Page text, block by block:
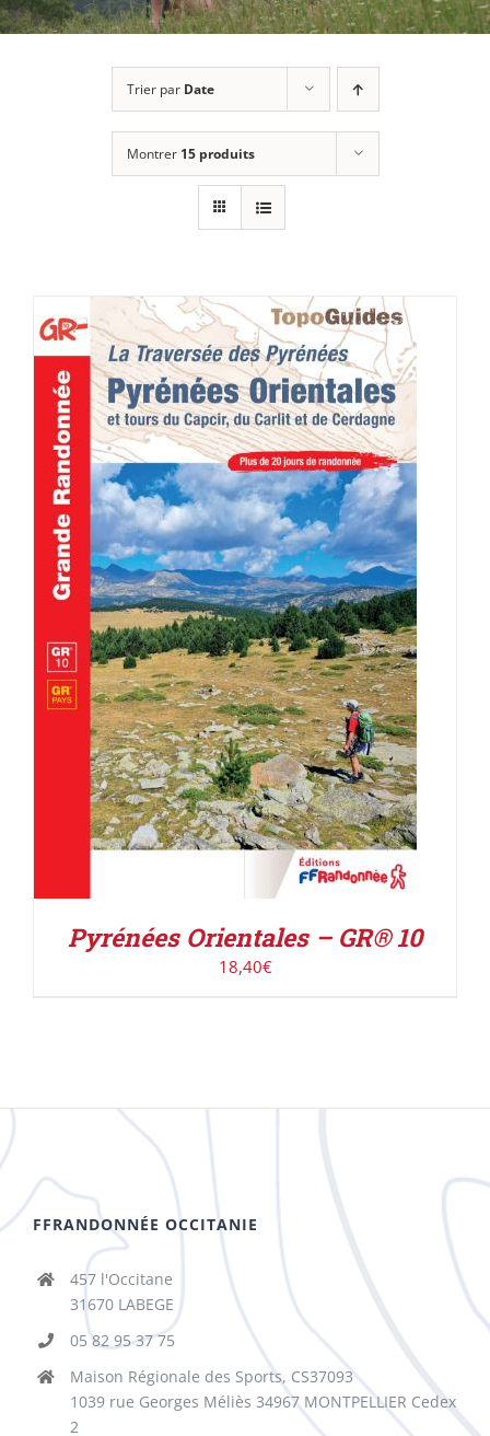
Trier par Date
Montrer 15 produits
AJOUTER AU PANIER / DÉTAILS
Pyrénées Orientales – GR® 10
18,40€
FFRANDONNÉE OCCITANIE
457 l'Occitane
31670 LABEGE
05 82 95 37 75
Maison Régionale des Sports, CS37093
1039 rue Georges Méliès 34967 MONTPELLIER Cedex
2